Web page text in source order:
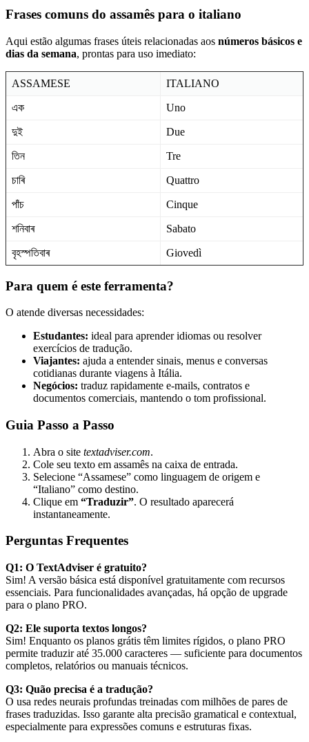
Frases comuns do assamês para o italiano
Aqui estão algumas frases úteis relacionadas aos números básicos e
dias da semana, prontas para uso imediato:
ASSAMESE ITALIANO
এক Uno
দুই Due
তিন Tre
চাৰি Quattro
পাঁচ Cinque
শনিবাৰ Sabato
বৃহস্পতিবাৰ Giovedì
Para quem é este ferramenta?
O atende diversas necessidades:
Estudantes: ideal para aprender idiomas ou resolver
exercícios de tradução.
Viajantes: ajuda a entender sinais, menus e conversas
cotidianas durante viagens à Itália.
Negócios: traduz rapidamente e-mails, contratos e
documentos comerciais, mantendo o tom profissional.
Guia Passo a Passo
Abra o site textadviser.com.
Cole seu texto em assamês na caixa de entrada.
Selecione “Assamese” como linguagem de origem e
“Italiano” como destino.
Clique em “Traduzir”. O resultado aparecerá
instantaneamente.
Perguntas Frequentes
Q1: O TextAdviser é gratuito?
Sim! A versão básica está disponível gratuitamente com recursos
essenciais. Para funcionalidades avançadas, há opção de upgrade
para o plano PRO.
Q2: Ele suporta textos longos?
Sim! Enquanto os planos grátis têm limites rígidos, o plano PRO
permite traduzir até 35.000 caracteres — suficiente para documentos
completos, relatórios ou manuais técnicos.
Q3: Quão precisa é a tradução?
O usa redes neurais profundas treinadas com milhões de pares de
frases traduzidas. Isso garante alta precisão gramatical e contextual,
especialmente para expressões comuns e estruturas fixas.